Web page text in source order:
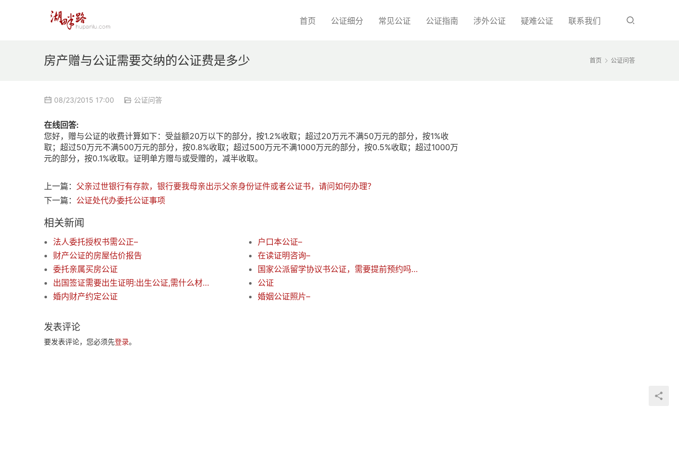
首页 公证细分 常见公证 公证指南 涉外公证 疑难公证 联系我们
首页 公证问答
房产赠与公证需要交纳的公证费是多少
08/23/2015 17:00 公证问答
在线回答:
您好，赠与公证的收费计算如下：受益额20万以下的部分，按1.2%收取；超过20万元不满50万元的部分，按1%收
取；超过50万元不满500万元的部分，按0.8%收取；超过500万元不满1000万元的部分，按0.5%收取；超过1000万
元的部分，按0.1%收取。证明单方赠与或受赠的，减半收取。
上一篇： 父亲过世银行有存款，银行要我母亲出示父亲身份证件或者公证书，请问如何办理？
下一篇： 公证处代办委托公证事项
相关新闻
法人委托授权书需公正–
户口本公证–
财产公证的房屋估价报告
在读证明咨询–
委托亲属买房公证
国家公派留学协议书公证，需要提前预约吗？–
出国签证需要出生证明:出生公证,需什么材料几天拿到
公证
婚内财产约定公证
婚姻公证照片–
发表评论
要发表评论，您必须先登录。